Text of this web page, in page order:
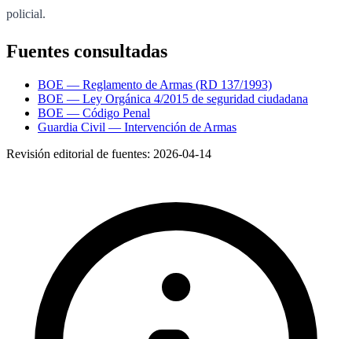
policial.
Fuentes consultadas
BOE — Reglamento de Armas (RD 137/1993)
BOE — Ley Orgánica 4/2015 de seguridad ciudadana
BOE — Código Penal
Guardia Civil — Intervención de Armas
Revisión editorial de fuentes: 2026-04-14